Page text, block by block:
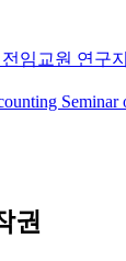
임교원 연구
Seminar
권